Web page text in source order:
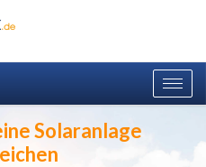
Solaranlage